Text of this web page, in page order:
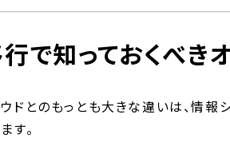
で知っておくべき
ドとのもっとも大きな違いは、情
す。